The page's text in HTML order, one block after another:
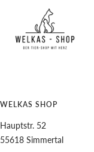
WELKAS SHOP
Hauptstr. 52
55618 Simmertal